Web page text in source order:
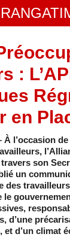
:
en
À l’occasion
son
un
des
le
d’une
et d’un climat